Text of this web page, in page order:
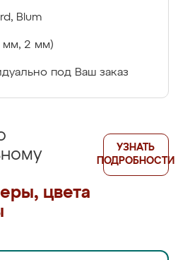
Blum
мм, 2 мм)
под Ваш заказ
цвета
УЗНАТЬ
ПОДРОБНОСТИ